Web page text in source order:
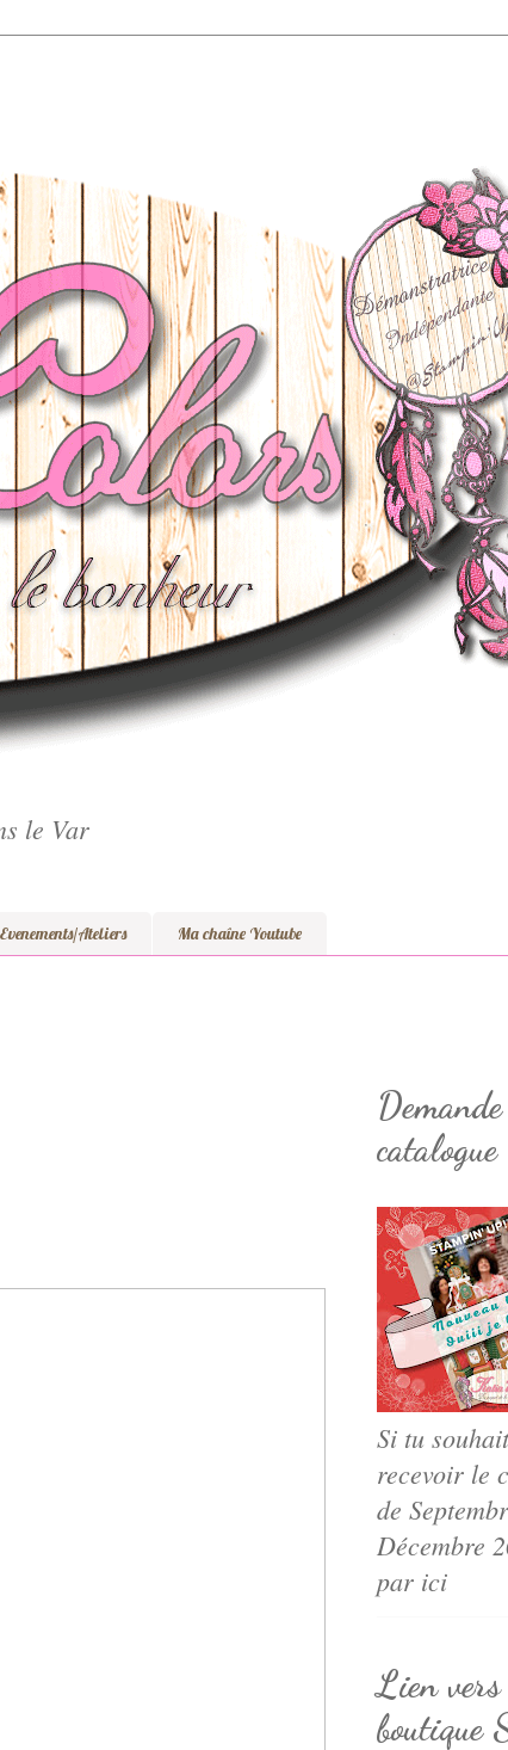
le Var
Evenements/Ateliers Ma chaîne Youtube
catalogue
Si tu
recevoir le
de
Décembre
par ici
Lien
boutique